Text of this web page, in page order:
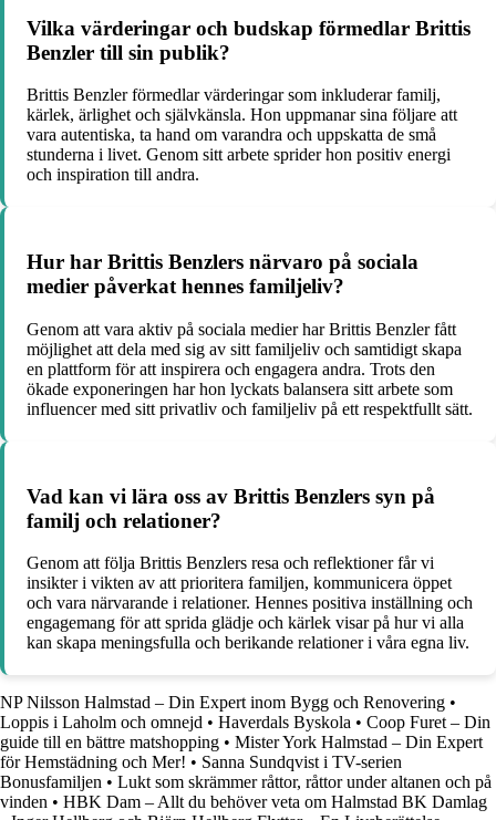
Vilka värderingar och budskap förmedlar Brittis
Benzler till sin publik?
Brittis Benzler förmedlar värderingar som inkluderar familj,
kärlek, ärlighet och självkänsla. Hon uppmanar sina följare att
vara autentiska, ta hand om varandra och uppskatta de små
stunderna i livet. Genom sitt arbete sprider hon positiv energi
och inspiration till andra.
Hur har Brittis Benzlers närvaro på sociala
medier påverkat hennes familjeliv?
Genom att vara aktiv på sociala medier har Brittis Benzler fått
möjlighet att dela med sig av sitt familjeliv och samtidigt skapa
en plattform för att inspirera och engagera andra. Trots den
ökade exponeringen har hon lyckats balansera sitt arbete som
influencer med sitt privatliv och familjeliv på ett respektfullt sätt.
Vad kan vi lära oss av Brittis Benzlers syn på
familj och relationer?
Genom att följa Brittis Benzlers resa och reflektioner får vi
insikter i vikten av att prioritera familjen, kommunicera öppet
och vara närvarande i relationer. Hennes positiva inställning och
engagemang för att sprida glädje och kärlek visar på hur vi alla
kan skapa meningsfulla och berikande relationer i våra egna liv.
NP Nilsson Halmstad – Din Expert inom Bygg och Renovering •
Loppis i Laholm och omnejd • Haverdals Byskola • Coop Furet – Din
guide till en bättre matshopping • Mister York Halmstad – Din Expert
för Hemstädning och Mer! • Sanna Sundqvist i TV-serien
Bonusfamiljen • Lukt som skrämmer råttor, råttor under altanen och på
vinden • HBK Dam – Allt du behöver veta om Halmstad BK Damlag